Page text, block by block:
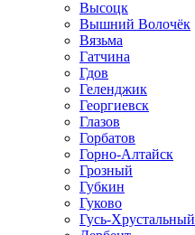
Высоцк
Вышний Волочёк
Вязьма
Гатчина
Гдов
Геленджик
Георгиевск
Глазов
Горбатов
Горно-Алтайск
Грозный
Губкин
Гуково
Гусь-Хрустальный